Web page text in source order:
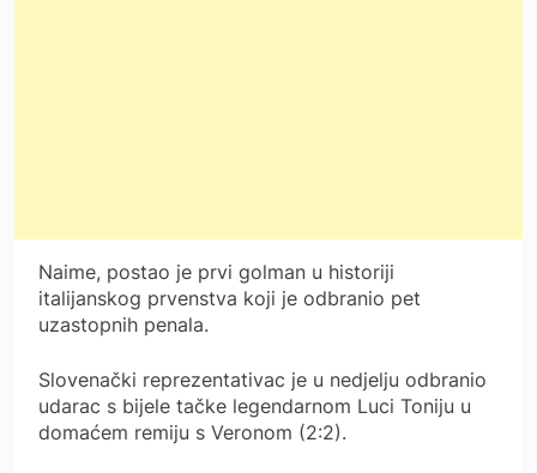
Naime, postao je prvi golman u historiji
italijanskog prvenstva koji je odbranio pet
uzastopnih penala.
Slovenački reprezentativac je u nedjelju odbranio
udarac s bijele tačke legendarnom Luci Toniju u
domaćem remiju s Veronom (2:2).